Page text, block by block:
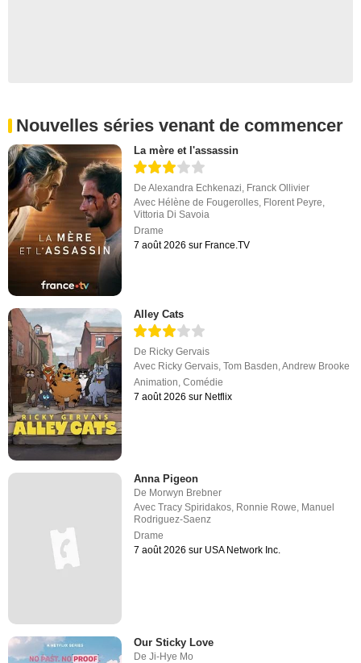
Nouvelles séries venant de commencer
La mère et l'assassin
DeAlexandra Echkenazi, Franck Ollivier
Avec Hélène de Fougerolles, Florent Peyre,
Vittoria Di Savoia
Drame
7 août 2026 sur France.TV
Alley Cats
De Ricky Gervais
Avec Ricky Gervais,Tom Basden,Andrew Brooke
Animation,Comédie
7 août 2026 sur Netflix
Anna Pigeon
De Morwyn Brebner
AvecTracy Spiridakos Ronnie Rowe Manuel
Rodriguez-Saenz
Drame
7 août 2026 sur USA Network Inc.
Our Sticky Love
DeJi-Hye Mo